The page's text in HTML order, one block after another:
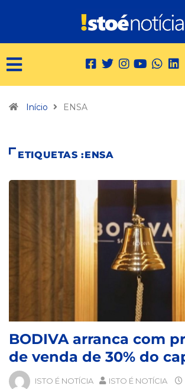
Início ENSA
ETIQUETAS :ENSA
BODIVA arranca com
de venda de 30% do
ISTO É NOTÍCIA ISTO É NOTÍCIA